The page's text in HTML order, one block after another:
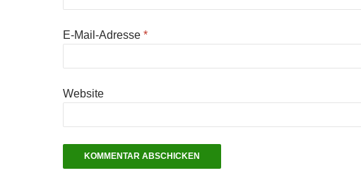
E-Mail-Adresse *
Website